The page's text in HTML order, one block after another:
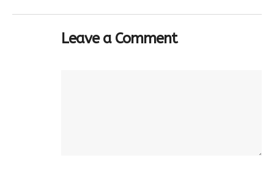
Leave a Comment